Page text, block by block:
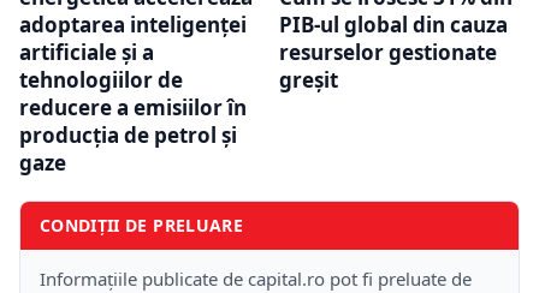
adoptarea inteligenței
artificiale și a
tehnologiilor de
reducere a emisiilor în
producția de petrol și
gaze
PIB-ul global din cauza
resurselor gestionate
greșit
CONDIȚII DE PRELUARE
Informațiile publicate de capital.ro pot fi preluate de